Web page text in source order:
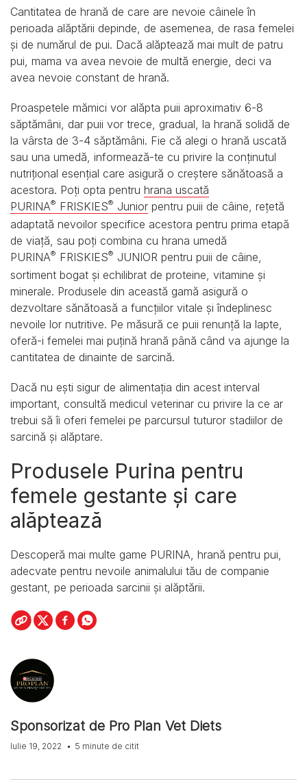
Cantitatea de hrană de care are nevoie câinele în
perioada alăptării depinde, de asemenea, de rasa femelei
și de numărul de pui. Dacă alăptează mai mult de patru
pui, mama va avea nevoie de multă energie, deci va
avea nevoie constant de hrană.
Proaspetele mămici vor alăpta puii aproximativ 6-8
săptămâni, dar puii vor trece, gradual, la hrană solidă de
la vârsta de 3-4 săptămâni. Fie că alegi o hrană uscată
sau una umedă, informează-te cu privire la conținutul
nutrițional esențial care asigură o creștere sănătoasă a
acestora. Poți opta pentru hrana uscată
PURINA® FRISKIES® Junior pentru puii de câine, rețetă
adaptată nevoilor specifice acestora pentru prima etapă
de viață, sau poți combina cu hrana umedă
PURINA® FRISKIES® JUNIOR pentru puii de câine,
sortiment bogat și echilibrat de proteine, vitamine și
minerale. Produsele din această gamă asigură o
dezvoltare sănătoasă a funcțiilor vitale și îndeplinesc
nevoile lor nutritive. Pe măsură ce puii renunță la lapte,
oferă-i femelei mai puțină hrană până când va ajunge la
cantitatea de dinainte de sarcină.
Dacă nu ești sigur de alimentația din acest interval
important, consultă medicul veterinar cu privire la ce ar
trebui să îi oferi femelei pe parcursul tuturor stadiilor de
sarcină și alăptare.
Produsele Purina pentru
femele gestante și care
alăptează
Descoperă mai multe game PURINA, hrană pentru pui,
adecvate pentru nevoile animalului tău de companie
gestant, pe perioada sarcinii și alăptării.
Sponsorizat de Pro Plan Vet Diets
Iulie 19, 2022 5 minute de citit